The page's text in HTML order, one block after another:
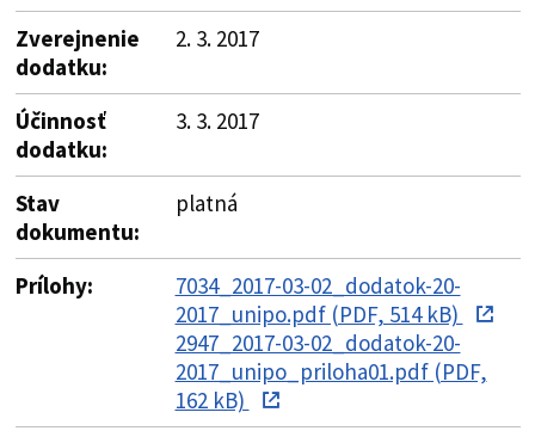
Zverejnenie
dodatku:
2. 3. 2017
Účinnosť
dodatku:
3. 3. 2017
Stav
dokumentu:
platná
Prílohy:
7034_2017-03-02_dodatok-20-
2017_unipo.pdf (PDF, 514 kB)
2947_2017-03-02_dodatok-20-
2017_unipo_priloha01.pdf (PDF,
162 kB)